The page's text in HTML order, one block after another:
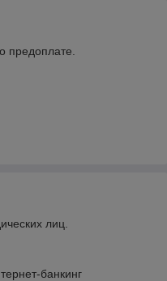
предоплате.
лиц.
банкинг